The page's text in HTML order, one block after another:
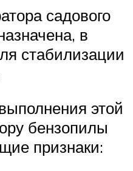
садового
в
стабилизации
этой
бензопилы
признаки: